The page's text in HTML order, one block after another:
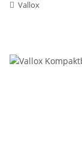
Vallox